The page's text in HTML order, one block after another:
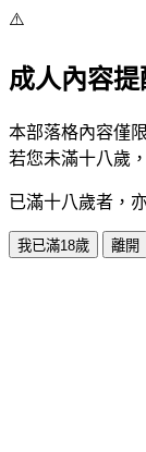
⚠️
成人內容提
本部落格內容僅
若您未滿十八歲
已滿十八歲者，
我已滿18歲 離開